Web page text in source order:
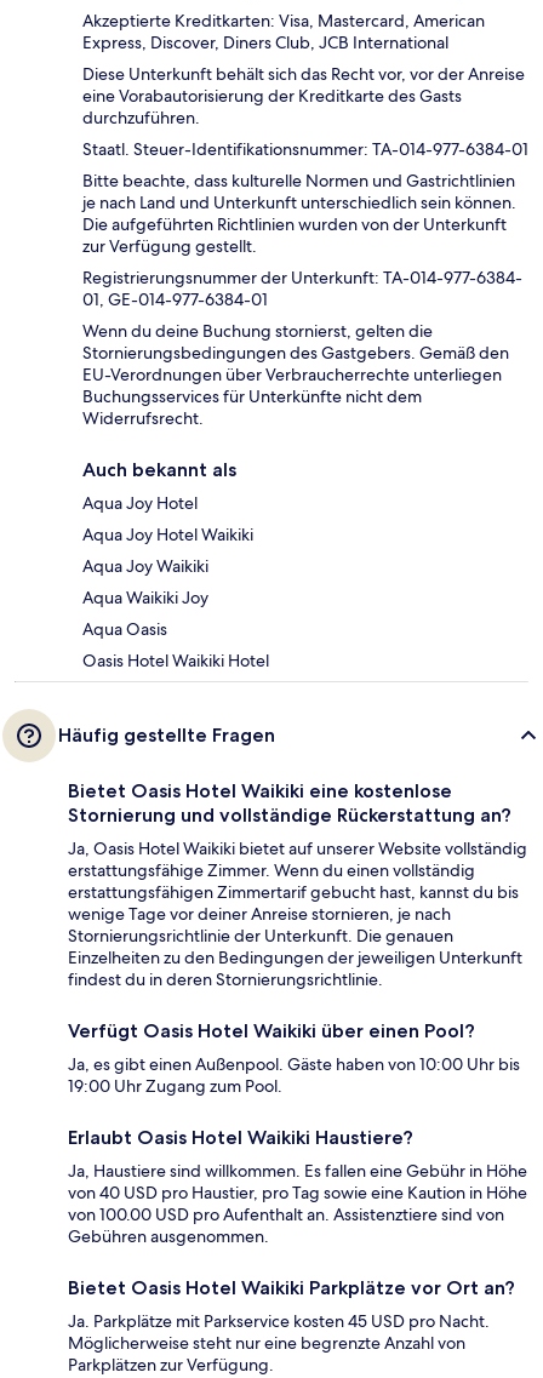
Akzeptierte Kreditkarten: Visa, Mastercard, American
Express, Discover, Diners Club, JCB International
Diese Unterkunft behält sich das Recht vor, vor der Anreise
eine Vorabautorisierung der Kreditkarte des Gasts
durchzuführen.
Staatl. Steuer-Identifikationsnummer: TA-014-977-6384-01
Bitte beachte, dass kulturelle Normen und Gastrichtlinien
je nach Land und Unterkunft unterschiedlich sein können.
Die aufgeführten Richtlinien wurden von der Unterkunft
zur Verfügung gestellt.
Registrierungsnummer der Unterkunft: TA-014-977-6384-
01, GE-014-977-6384-01
Wenn du deine Buchung stornierst, gelten die
Stornierungsbedingungen des Gastgebers. Gemäß den
EU-Verordnungen über Verbraucherrechte unterliegen
Buchungsservices für Unterkünfte nicht dem
Widerrufsrecht.
Auch bekannt als
Aqua Joy Hotel
Aqua Joy Hotel Waikiki
Aqua Joy Waikiki
Aqua Waikiki Joy
Aqua Oasis
Oasis Hotel Waikiki Hotel
Häufig gestellte Fragen
Bietet Oasis Hotel Waikiki eine kostenlose
Stornierung und vollständige Rückerstattung an?
Ja, Oasis Hotel Waikiki bietet auf unserer Website vollständig
erstattungsfähige Zimmer. Wenn du einen vollständig
erstattungsfähigen Zimmertarif gebucht hast, kannst du bis
wenige Tage vor deiner Anreise stornieren, je nach
Stornierungsrichtlinie der Unterkunft. Die genauen
Einzelheiten zu den Bedingungen der jeweiligen Unterkunft
findest du in deren Stornierungsrichtlinie.
Verfügt Oasis Hotel Waikiki über einen Pool?
Ja, es gibt einen Außenpool. Gäste haben von 10:00 Uhr bis
19:00 Uhr Zugang zum Pool.
Erlaubt Oasis Hotel Waikiki Haustiere?
Ja, Haustiere sind willkommen. Es fallen eine Gebühr in Höhe
von 40 USD pro Haustier, pro Tag sowie eine Kaution in Höhe
von 100.00 USD pro Aufenthalt an. Assistenztiere sind von
Gebühren ausgenommen.
Bietet Oasis Hotel Waikiki Parkplätze vor Ort an?
Ja. Parkplätze mit Parkservice kosten 45 USD pro Nacht.
Möglicherweise steht nur eine begrenzte Anzahl von
Parkplätzen zur Verfügung.